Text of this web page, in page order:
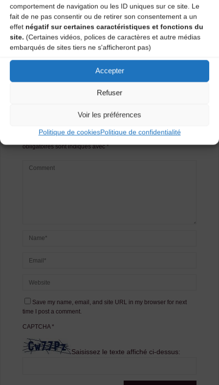
comportement de navigation ou les ID uniques sur ce site. Le
fait de ne pas consentir ou de retirer son consentement a un
effet négatif sur certaines caractéristiques et fonctions du
site. (Certaines vidéos, polices de caractères et autre médias
embarqués de sites tiers ne s'afficheront pas)
Accepter
Refuser
Voir les préférences
Politique de cookiesPolitique de confidentialité
Agenda
Atelier danses traditionnelles
Sortie de résidence : BAL SOUS LES ETOILES
Laisser un
commentaire
Votre adresse e-mail ne sera pas publiée. Les champs
obligatoires sont indiqués avec*
Save my name, email, and site URL in my browser for next
time I post a comment.
CAPTCHA*
Saisissez le texte affiché ci-dessus: